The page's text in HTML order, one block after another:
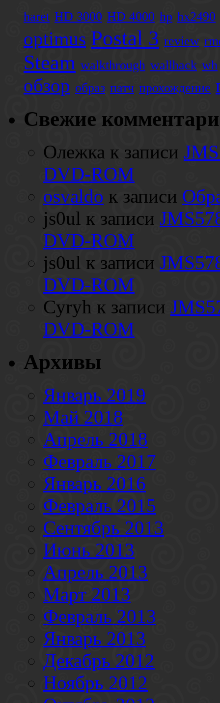
haret HD 3000 HD 4000 hp hx2490
optimus Postal 3 review
Steam walkthrough wallhack wh
обзор образ патч прохождение
Свежие
Олежка к записи
DVD-ROM
osvaldo к записи
js0ul к записи
DVD-ROM
js0ul к записи
DVD-ROM
Cyryh к записи
DVD-ROM
Архивы
Январь 2019
Май 2018
Апрель 2018
Февраль 2017
Январь 2016
Февраль 2015
Сентябрь 2013
Июнь 2013
Апрель 2013
Март 2013
Февраль 2013
Январь 2013
Декабрь 2012
Ноябрь 2012